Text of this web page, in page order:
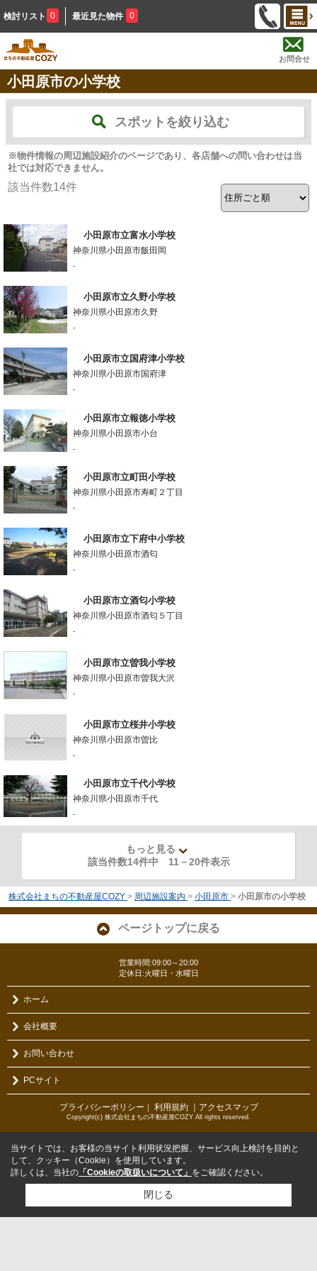
検討リスト 0 最近見た物件 0
お問合せ
小田原市の小学校
スポットを絞り込む
※物件情報の周辺施設紹介のページであり、各店舗への問い合わせは当
社では対応できません。
該当件数14件
小田原市立富水小学校
神奈川県小田原市飯田岡
-
小田原市立久野小学校
神奈川県小田原市久野
-
小田原市立国府津小学校
神奈川県小田原市国府津
-
小田原市立報徳小学校
神奈川県小田原市小台
-
小田原市立町田小学校
神奈川県小田原市寿町２丁目
-
小田原市立下府中小学校
神奈川県小田原市酒匂
-
小田原市立酒匂小学校
神奈川県小田原市酒匂５丁目
-
小田原市立曽我小学校
神奈川県小田原市曽我大沢
-
小田原市立桜井小学校
神奈川県小田原市曽比
-
小田原市立千代小学校
神奈川県小田原市千代
-
もっと見る
該当件数14件中 11 －20件表示
株式会社まちの不動産屋COZY > 周辺施設案内 > 小田原市 > 小田原市の小学校
ページトップに戻る
営業時間:09:00～20:00
定休日:火曜日・水曜日
ホーム
会社概要
お問い合わせ
PCサイト
プライバシーポリシー ｜ 利用規約 ｜アクセスマップ
Copyright(c) 株式会社まちの不動産屋COZY All rights reserved.
当サイトでは、お客様の当サイト利用状況把握、サービス向上検討を目的と
して、クッキー（Cookie）を使用しています。
詳しくは、当社の 「Cookieの取扱いについて」 をご確認ください。
閉じる